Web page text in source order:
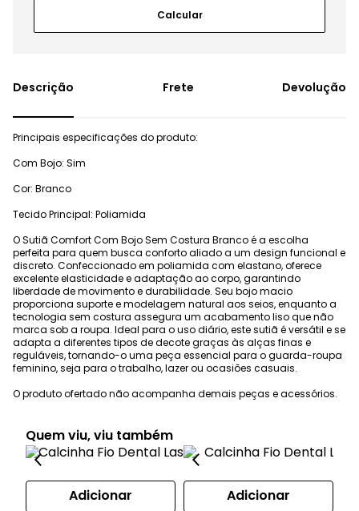
Frete Devolução
Principais especificações do produto:
Com Bojo: Sim
Cor: Branco
Tecido Principal: Poliamida
O Sutiã Comfort Com Bojo Sem Costura Branco é a escolha
perfeita para quem busca conforto aliado a um design funcional e
discreto. Confeccionado em poliamida com elastano, oferece
excelente elasticidade e adaptação ao corpo, garantindo
liberdade de movimento e durabilidade. Seu bojo macio
proporciona suporte e modelagem natural aos seios, enquanto a
tecnologia sem costura assegura um acabamento liso que não
marca sob a roupa. Ideal para o uso diário, este sutiã é versátil e se
adapta a diferentes tipos de decote graças às alças finas e
reguláveis, tornando-o uma peça essencial para o guarda-roupa
feminino, seja para o trabalho, lazer ou ocasiões casuais.
O produto ofertado não acompanha demais peças e acessórios.
Quem viu, viu também
Adicionar Adicionar